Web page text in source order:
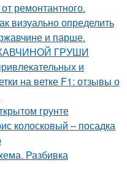
ремонтантного.
визуально определить
и парше.
ГРУШИ
и
на ветке F1: отзывы о
грунте
колосковый – посадка
Разбивка